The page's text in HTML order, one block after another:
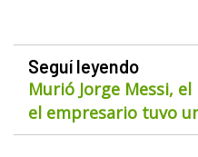
Seguí leyendo
Murió Jorge Messi,
el empresario tuvo